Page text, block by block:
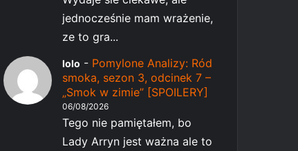
jednocześnie mam wrażenie,
ze to gra...
lolo - Pomylone Analizy: Ród
smoka, sezon 3, odcinek 7 –
„Smok w zimie” [SPOILERY]
06/08/2026
Tego nie pamiętałem, bo
Lady Arryn jest ważna ale to